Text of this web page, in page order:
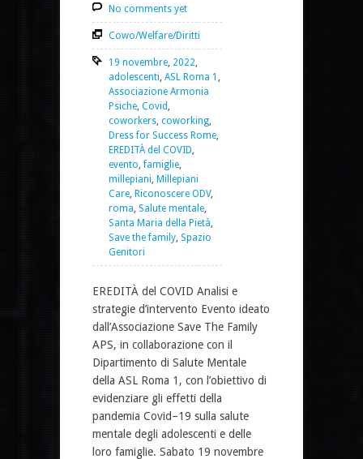
No comments yet
Cowo/Welfare/Diritti
19 novembre 2022
adolescenti ASL Roma 1
Associazione Armonia
Psiche Covid
coworkers coworking
Dress for Success Rome
EREDITÀ del COVID
evento ,famiglie
millepiani Millepiani
Care Riconoscere ODV,
roma Salute mentale
Santa Maria della Pietà
Save the family Spazio
Genitori
EREDITÀ del COVID Analisi e
strategie d’intervento Evento ideato
dall’Associazione Save The Family
APS, in collaborazione con il
Dipartimento di Salute Mentale
della ASL Roma 1, con l’obiettivo di
evidenziare gli effetti della
pandemia Covid–19 sulla salute
mentale degli adolescenti e delle
loro famiglie. Sabato 19 novembre